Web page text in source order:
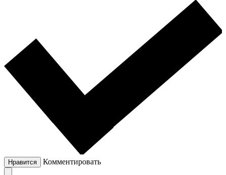
Нравится Комментировать